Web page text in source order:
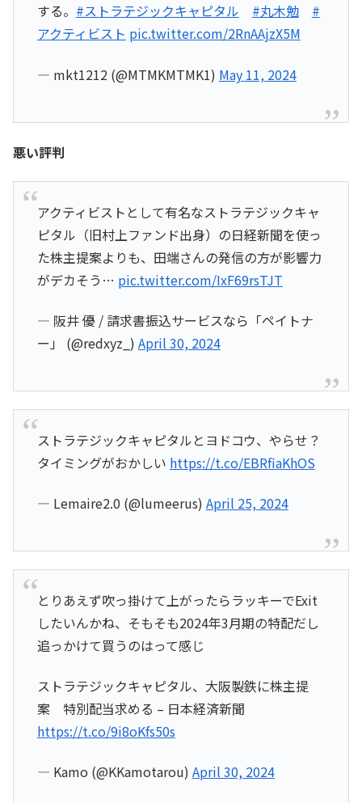
する。 #ストラテジックキャピタル #丸木勉
#
アクティビスト pic.twitter.com/2RnAAjzX5M
— mkt1212 (@MTMKMTMK1) May 11, 2024
悪い評判
アクティビストとして有名なストラテジックキャ
ピタル（旧村上ファンド出身）の日経新聞を使っ
た株主提案よりも、田端さんの発信の方が影響力
がデカそう… pic.twitter.com/IxF69rsTJT
— 阪井 優 / 請求書振込サービスなら「ペイトナ
ー」 (@redxyz_) April 30, 2024
ストラテジックキャピタルとヨドコウ、やらせ？
タイミングがおかしい https://t.co/EBRfiaKhOS
— Lemaire2.0 (@lumeerus) April 25, 2024
とりあえず吹っ掛けて上がったらラッキーでExit
したいんかね、そもそも2024年3月期の特配だし
追っかけて買うのはって感じ
ストラテジックキャピタル、大阪製鉄に株主提
案 特別配当求める – 日本経済新聞
https://t.co/9i8oKfs50s
— Kamo (@KKamotarou) April 30, 2024